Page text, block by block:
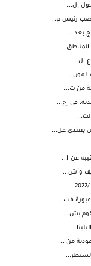
إل...
رئيس م...
بعد ...
لمون...
في إح...
يعتدي عل...
عن ا...
وأش...
فت...
بش...
من ...